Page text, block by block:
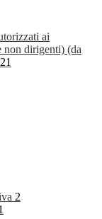
ai
non dirigenti) (da
21
2